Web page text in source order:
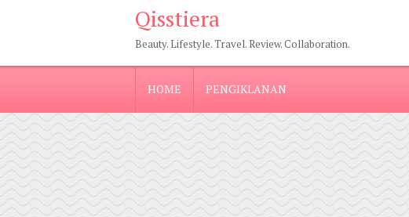
Qisstiera
Beauty. Lifestyle. Travel. Review. Collaboration.
HOME PENGIKLANAN